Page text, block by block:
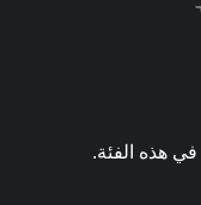
هذه الفئة.